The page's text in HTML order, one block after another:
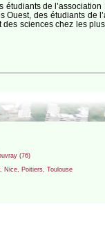
étudiants de
des étudiants de
sciences chez les
(76)
Nice, Poitiers, Toulouse